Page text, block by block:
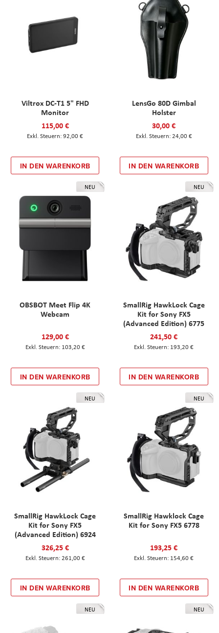
Viltrox DC-T1 5" FHD
Monitor
115,00 €
92,00 €
IN DEN WARENKORB
LensGo 80D Gimbal
Holster
30,00 €
24,00 €
IN DEN WARENKORB
NEU
OBSBOT Meet Flip 4K
Webcam
129,00 €
103,20 €
IN DEN WARENKORB
NEU
SmallRig HawkLock Cage
Kit for Sony FX5
(Advanced Edition) 6775
241,50 €
193,20 €
IN DEN WARENKORB
NEU
SmallRig HawkLock Cage
Kit for Sony FX5
(Advanced Edition) 6924
326,25 €
261,00 €
IN DEN WARENKORB
NEU
SmallRig Hawklock Cage
Kit for Sony FX5 6778
193,25 €
154,60 €
IN DEN WARENKORB
NEU NEU